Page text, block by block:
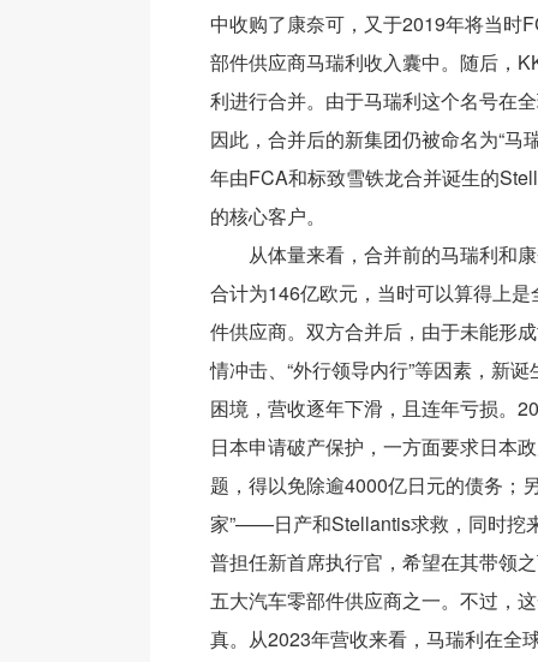
中收购了康奈可，又于2019年将当时
部件供应商马瑞利收入囊中。随后，
利进行合并。由于马瑞利这个名号在
因此，合并后的新集团仍被命名为“马
年由FCA和标致雪铁龙合并诞生的
的核心客户。
从体量来看，合并前的马瑞利和康
合计为146亿欧元，当时可以算得上
件供应商。双方合并后，由于未能形
情冲击、“外行领导内行”等因素，新
困境，营收逐年下滑，且连年亏损。
日本申请破产保护，一方面要求日本
题，得以免除逾4000亿日元的债务；
家”——日产和Stellantis求救，同时挖
普担任新首席执行官，希望在其带领
五大汽车零部件供应商之一。不过，
真。从2023年营收来看，马瑞利在全